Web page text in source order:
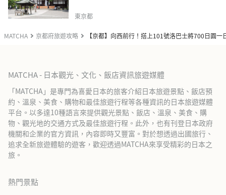
MATCHA 京都府旅遊攻略 【京都】向西前行！搭上101號洛巴士將700日圓一
東京都
MATCHA - 日本觀光、文化、飯店資訊旅遊媒體
「MATCHA」是專門為喜愛日本的旅客介紹日本旅遊景點、飯店預
約、溫泉、美食、購物和最佳旅遊行程等各種資訊的日本旅遊媒體
平台。以多達10種語言來提供觀光景點、飯店、溫泉、美食、購
物、觀光地的交通方式及最佳旅遊行程。此外，也有刊登日本政府
機關和企業的官方資訊，內容即時又豐富。對於想透過出國旅行、
追求全新旅遊體驗的遊客，歡迎透過MATCHA來享受精彩的日本之
旅。
熱門景點